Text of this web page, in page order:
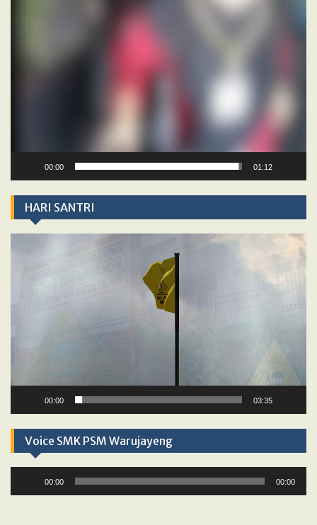
00:00 01:12
HARI SANTRI
00:00 03:35
Voice SMK PSM Warujayeng
00:00 00:00